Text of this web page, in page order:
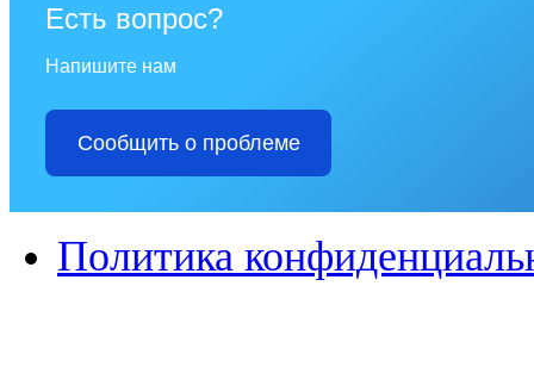
Есть вопрос?
Напишите нам
Сообщить о проблеме
Политика